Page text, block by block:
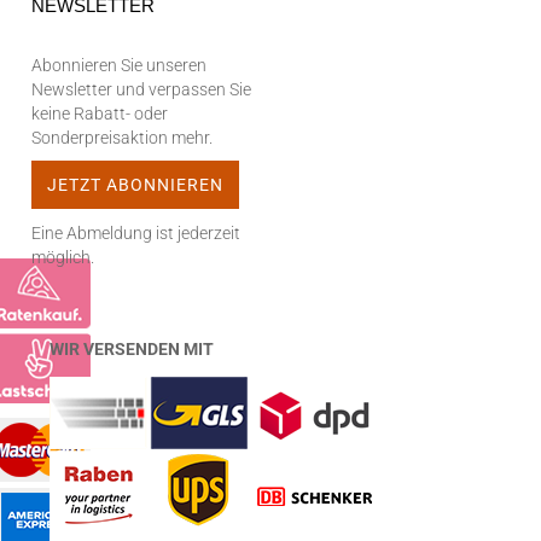
NEWSLETTER
Abonnieren Sie unseren
Newsletter und verpassen Sie
keine Rabatt- oder
Sonderpreisaktion mehr.
Eine Abmeldung ist jederzeit
möglich.
WIR VERSENDEN MIT